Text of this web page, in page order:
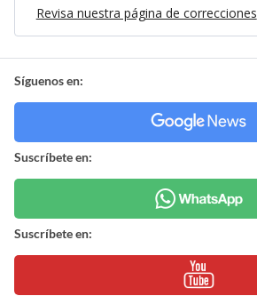
Revisa nuestra página de correcciones
Síguenos en:
Suscríbete en:
Suscríbete en: